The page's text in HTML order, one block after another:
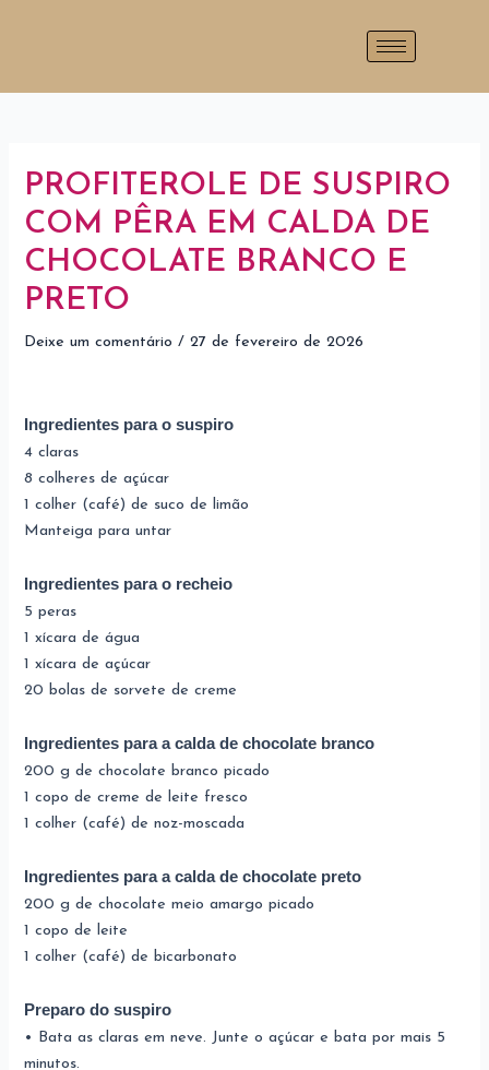
conteúdo
PROFITEROLE DE SUSPIRO
COM PÊRA EM CALDA DE
CHOCOLATE BRANCO E
PRETO
Deixe um comentário /27 de fevereiro de 2026
Ingredientes para o suspiro
4 claras
8 colheres de açúcar
1 colher (café) de suco de limão
Manteiga para untar
Ingredientes para o recheio
5 peras
1 xícara de água
1 xícara de açúcar
20 bolas de sorvete de creme
Ingredientes para a calda de chocolate branco
200 g de chocolate branco picado
1 copo de creme de leite fresco
1 colher (café) de noz-moscada
Ingredientes para a calda de chocolate preto
200 g de chocolate meio amargo picado
1 copo de leite
1 colher (café) de bicarbonato
Preparo do suspiro
• Bata as claras em neve. Junte o açúcar e bata por mais 5
minutos.